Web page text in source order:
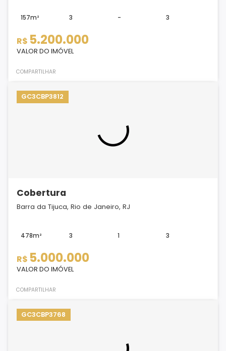
157m² 3 - 3
R$ 5.200.000
VALOR DO IMÓVEL
COMPARTILHAR
GC3CBP3812
Cobertura
Barra da Tijuca, Rio de Janeiro, RJ
478m² 3 1 3
R$ 5.000.000
VALOR DO IMÓVEL
COMPARTILHAR
GC3CBP3768